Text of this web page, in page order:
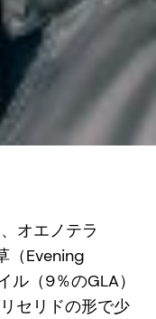
オエノテラ
（Evening
（9％のGLA）
セリドの形で少